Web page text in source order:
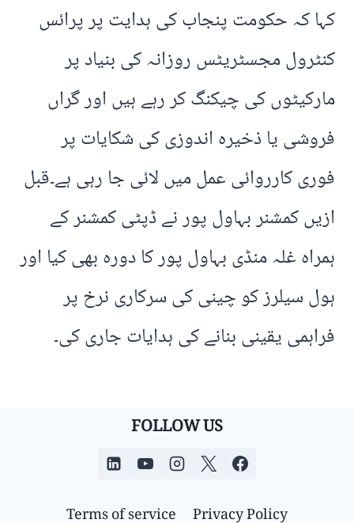
کہا کہ حکومت پنجاب کی ہدایت پر پرائس
کنٹرول مجسٹریٹس روزانہ کی بنیاد پر
مارکیٹوں کی چیکنگ کر رہے ہیں اور گراں
فروشی یا ذخیرہ اندوزی کی شکایات پر
فوری کارروائی عمل میں لائی جا رہی ہے۔قبل
ازیں کمشنر بہاول پور نے ڈپٹی کمشنر کے
ہمراہ غلہ منڈی بہاول پور کا دورہ بھی کیا اور
ہول سیلرز کو چینی کی سرکاری نرخ پر
فراہمی یقینی بنانے کی ہدایات جاری کی۔
FOLLOW US
Privacy Policy
Terms of service